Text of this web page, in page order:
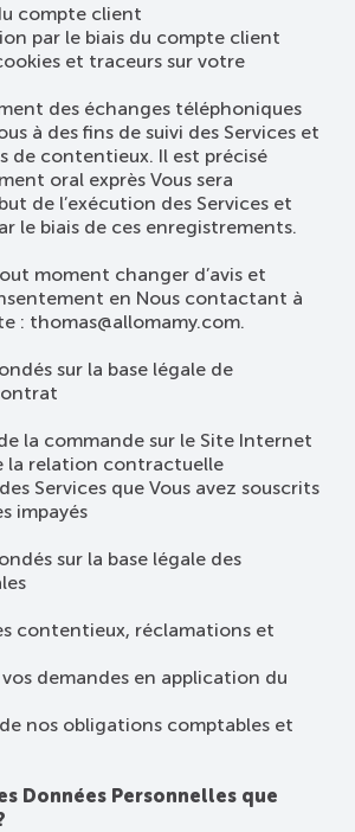
client
le biais du compte client
et traceurs sur votre
des échanges téléphoniques
à des fins de suivi des Services et
de contentieux. Il est précisé
oral exprès Vous sera
de l’exécution des Services et
le biais de ces enregistrements.
moment changer d’avis et
en Nous contactant à
: thomas@allomamy.com.
sur la base légale de
commande sur le Site Internet
relation contractuelle
Services que Vous avez souscrits
sur la base légale des
réclamations et
demandes en application du
obligations comptables et
Données Personnelles que